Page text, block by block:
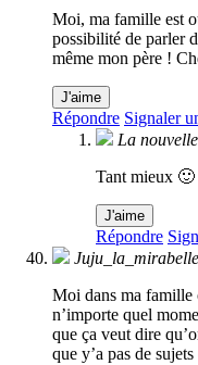
Moi, ma famille est
possibilité de parler
même mon père !
J'aime
Répondre Signaler
La
Tant mieux 🙂
J'aime
Répondre
Juju_la_mirabelle
Moi dans ma famille
n’importe quel
que ça veut dire
que y’a pas de